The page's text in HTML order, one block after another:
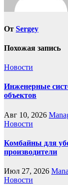
От Sergey
Похожая запись
Новости
Инженерные
объектов
Авг 10, 2026
Новости
Комбайны для
производители
Июл 27, 2026
Новости